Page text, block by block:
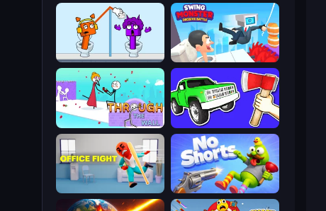
Swing Monster: Decisive Battle
Square Punki Long Hand
Smash the Car to Pieces!
Through the Wall
No Shorts
Office Fight